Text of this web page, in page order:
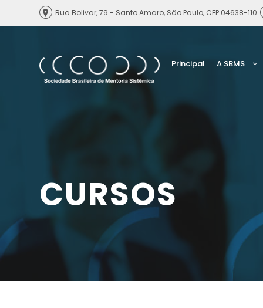
Rua Bolivar, 79 - Santo Amaro, São Paulo, CEP 04638-110
Principal A SBMS
CURSOS